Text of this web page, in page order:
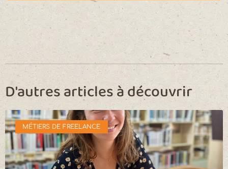
D'autres articles à découvrir
MÉTIERS DE FREELANCE